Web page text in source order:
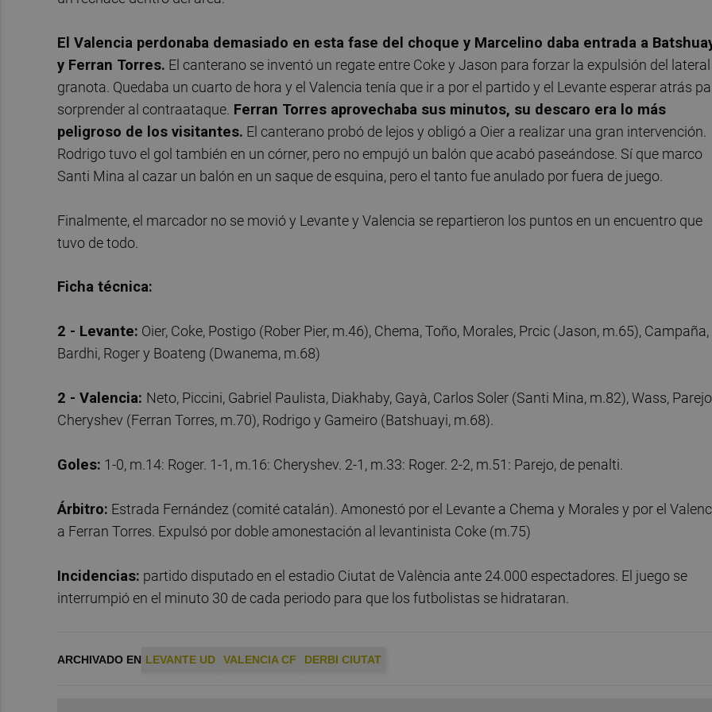
El Valencia perdonaba demasiado en esta fase del choque y Marcelino daba entrada a
y Ferran Torres. El canterano se inventó un regate entre Coke y Jason para forzar la expulsión del lateral
granota. Quedaba un cuarto de hora y el Valencia tenía que ir a por el partido y el Levante esperar atrás
sorprender al contraataque. Ferran Torres aprovechaba sus minutos, su descaro era lo más
peligroso de los visitantes. El canterano probó de lejos y obligó a Oier a realizar una gran intervención.
Rodrigo tuvo el gol también en un córner, pero no empujó un balón que acabó paseándose. Sí que marco
Santi Mina al cazar un balón en un saque de esquina, pero el tanto fue anulado por fuera de juego.
Finalmente, el marcador no se movió y Levante y Valencia se repartieron los puntos en un encuentro que
tuvo de todo.
Ficha técnica:
2 - Levante: Oier, Coke, Postigo (Rober Pier, m.46), Chema, Toño, Morales, Prcic (Jason, m.65), Campaña,
Bardhi, Roger y Boateng (Dwanema, m.68)
2 - Valencia: Neto, Piccini, Gabriel Paulista, Diakhaby, Gayà, Carlos Soler (Santi Mina, m.82), Wass,
Cheryshev (Ferran Torres, m.70), Rodrigo y Gameiro (Batshuayi, m.68).
Goles: 1-0, m.14: Roger. 1-1, m.16: Cheryshev. 2-1, m.33: Roger. 2-2, m.51: Parejo, de penalti.
Árbitro: Estrada Fernández (comité catalán). Amonestó por el Levante a Chema y Morales y por el
a Ferran Torres. Expulsó por doble amonestación al levantinista Coke (m.75)
Incidencias: partido disputado en el estadio Ciutat de València ante 24.000 espectadores. El juego se
interrumpió en el minuto 30 de cada periodo para que los futbolistas se hidrataran.
ARCHIVADO EN LEVANTE UD VALENCIA CF DERBI CIUTAT